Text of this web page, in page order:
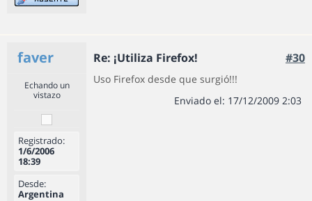
faver Re: ¡Utiliza Firefox! #30
Echando un
vistazo
Registrado:
1/6/2006
18:39
Desde:
Argentina
Uso Firefox desde que surgió!!!
Enviado el: 17/12/2009 2:03